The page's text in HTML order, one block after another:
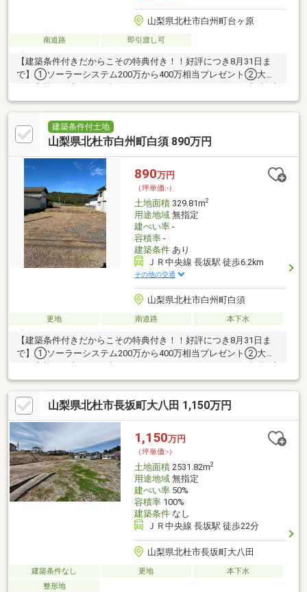
山梨県北杜市白州町台ヶ原
南道路 即引渡し可
【建築条件付きだからこその特典付き！！好評につき8月31日ま
で】①ソーラーシステム200万から400万相当プレゼント②大切
なご家族をお守りする防犯カメラ、センサーライト60万円相当プ
レゼント上下水道引込済 雑種地含む 建築条件付 蔵解体予定居
宅、事務所、店舗、宿泊施設にも！！甲州街道の宿場町として栄
えた宿場の長さは約1km、旅籠や本陣の面影が残り、歩くだけで
江戸にタイムスリップしたような感覚を味わえる。敷地には甲斐
キャンプも出来ちゃいます。移住に関する相談も受付中です！！
建築条件付土地
山梨県北杜市白州町白須 890万円
890万円
（坪単価:-）
土地面積329.81m2
用途地域無指定
建ぺい率-
容積率-
建築条件あり
ＪＲ中央線 長坂駅 徒歩6.2km
その他の交通
山梨県北杜市白州町白須
更地 南道路 本下水
【建築条件付きだからこその特典付き！！好評につき8月31日ま
で】①ソーラーシステム200万から400万相当プレゼント②大切
レゼント造成工事完了済：Ｒ６年３月 上下水道引込済【物件の
魅力】周囲に住宅がありつつも、視界が開けていて開放感がある
背後に山並みが見え、白州らしい自然の近さを実感できる静かな
住宅地の雰囲気で、移住・定住にも向く環境店舗、事務所、宿泊
施設にも！！「おうち相談所」南アルプス市 Fumotto店 Open！
移住に関する相談も随時受付南アルプス市十日市場1571-1 E-1-1
Fumotto内
山梨県北杜市長坂町大八田 1,150万円
1,150万円
（坪単価:-）
土地面積2531.82m2
用途地域無指定
建ぺい率50%
容積率100%
建築条件なし
ＪＲ中央線 長坂駅 徒歩22分
山梨県北杜市長坂町大八田
建築条件なし 更地
本下水
整形地